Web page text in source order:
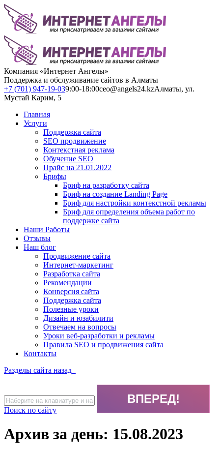
Компания «Интернет Ангелы»
Поддержка и обслуживание сайтов в Алматы
+7 (701) 947-19-039:00-18:00ceo@angels24.kzАлматы, ул.
Мустай Карим, 5
Главная
Услуги
Поддержка сайта
SEO продвижение
Контекстная реклама
Обучение SEO
Прайс на 21.01.2022
Брифы
Бриф на разработку сайта
Бриф на создание Landing Page
Бриф для настройки контекстной рекламы
Бриф для определения объема работ по
поддержке сайта
Наши Работы
Отзывы
Наш блог
Продвижение сайта
Интернет-маркетинг
Разработка сайта
Рекомендации
Конверсия сайта
Поддержка сайта
Полезные уроки
Дизайн и юзабилити
Отвечаем на вопросы
Уроки веб-разработки и рекламы
Правила SEO и продвижения сайта
Контакты
Разделы сайта назад
Поиск по сайту
Архив за день: 15.08.2023